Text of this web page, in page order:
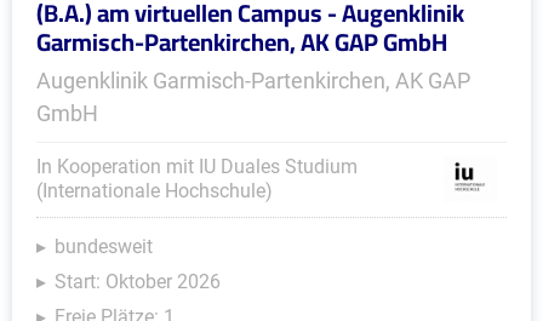
(B.A.) am virtuellen Campus - Augenklinik
Garmisch-Partenkirchen, AK GAP GmbH
Augenklinik Garmisch-Partenkirchen, AK GAP
GmbH
In Kooperation mit IU Duales Studium
(Internationale Hochschule)
bundesweit
Start: Oktober 2026